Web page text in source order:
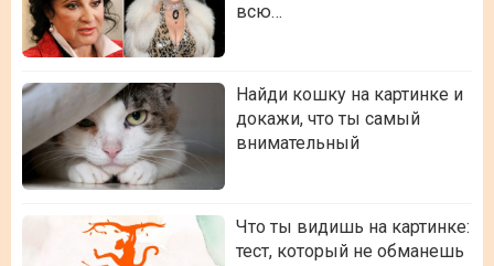
всю…
Найди кошку на картинке и
докажи, что ты самый
внимательный
Что ты видишь на картинке:
тест, который не обманешь